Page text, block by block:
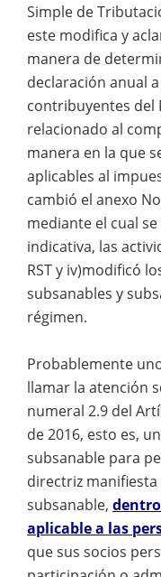
Simple de
este modifica y
manera de
declaración anual
contribuyentes del
relacionado al
manera en la que
aplicables al
cambió el anexo
mediante el cual
indicativa, las
RST y iv)modificó
subsanables y
régimen.
Probablemente
llamar la atención
numeral 2.9 del
de 2016, esto es,
subsanable para
directriz
subsanable,
aplicable a las
que sus socios